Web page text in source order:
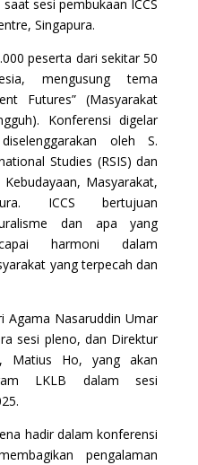
sesi pembukaan ICCS
Singapura.
peserta dari sekitar 50
mengusung tema
Futures” (Masyarakat
Konferensi digelar
oleh S.
Studies (RSIS) dan
Masyarakat,
ICCS bertujuan
dan apa yang
harmoni dalam
yang terpecah dan
Agama Nasaruddin Umar
sesi pleno, dan Direktur
Matius Ho, yang akan
LKLB dalam sesi
hadir dalam konferensi
pengalaman